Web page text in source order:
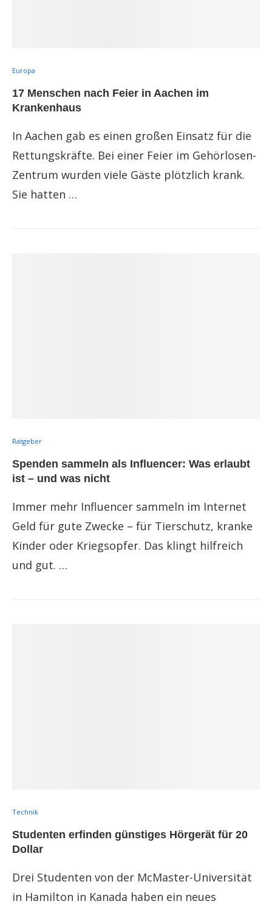
Europa
17 Menschen nach Feier in Aachen im
Krankenhaus
In Aachen gab es einen großen Einsatz für die
Rettungskräfte. Bei einer Feier im Gehörlosen-
Zentrum wurden viele Gäste plötzlich krank.
Sie hatten …
Ratgeber
Spenden sammeln als Influencer: Was erlaubt
ist – und was nicht
Immer mehr Influencer sammeln im Internet
Geld für gute Zwecke – für Tierschutz, kranke
Kinder oder Kriegsopfer. Das klingt hilfreich
und gut. …
Technik
Studenten erfinden günstiges Hörgerät für 20
Dollar
Drei Studenten von der McMaster-Universität
in Hamilton in Kanada haben ein neues